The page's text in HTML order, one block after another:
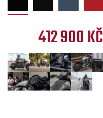
412 900 KČ